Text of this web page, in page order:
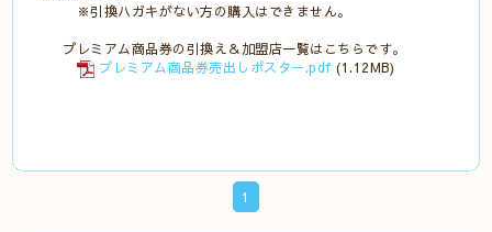
※引換ハガキがない方の購入はできません。
プレミアム商品券の引換え＆加盟店一覧はこちらです。
プレミアム商品券売出しポスター.pdf (1.12MB)
1